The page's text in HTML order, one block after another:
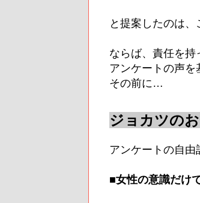
と提案したのは、
ならば、責任を持
アンケートの声を
その前に…
ジョカツの
アンケートの自由
■女性の意識だけ